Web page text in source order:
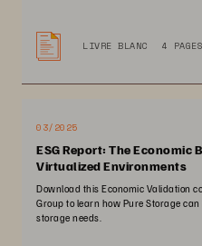
LIVRE BLANC 4 PAGES
03/2025
ESG Report: The Economic
Virtualized Environments
Download this Economic Validation
Group to learn how Pure Storage
storage needs.